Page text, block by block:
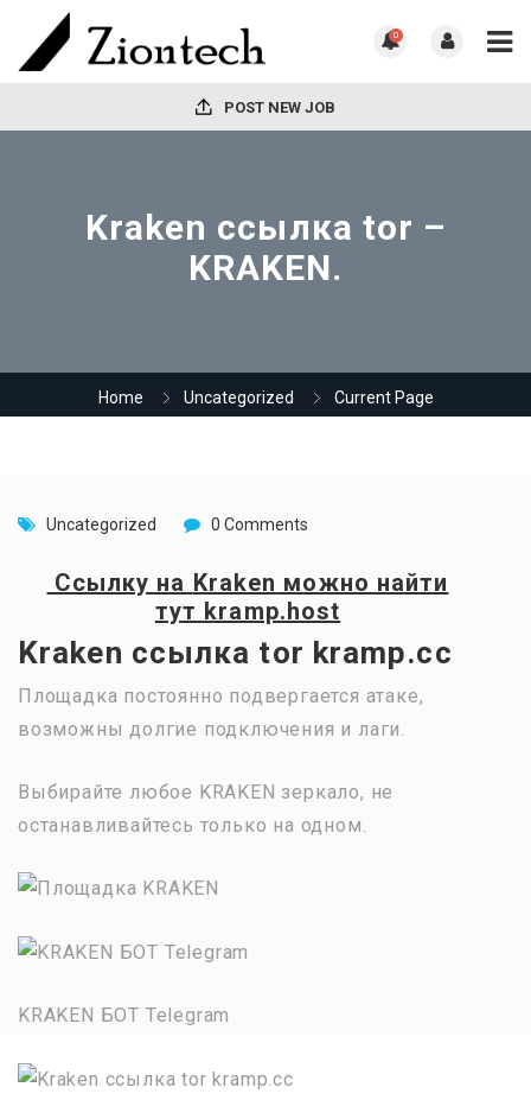
0
POST NEW JOB
Kraken ссылка tor –
KRAKEN.
Home Uncategorized Current Page
Uncategorized 0 Comments
Ссылку на Kraken можно найти
тут kramp.host
Kraken ссылка tor kramp.cc
Площадка постоянно подвергается атаке,
возможны долгие подключения и лаги.
Выбирайте любое KRAKEN зеркало, не
останавливайтесь только на одном.
KRAKEN БОТ Telegram